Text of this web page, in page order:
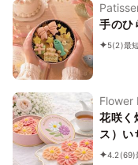
手の
5(2)最
花咲く
ス）い
ナル紙
4.2(69)